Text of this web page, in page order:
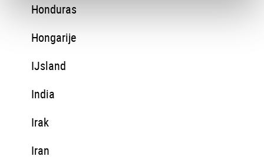
Honduras
Hongarije
IJsland
India
Irak
Iran